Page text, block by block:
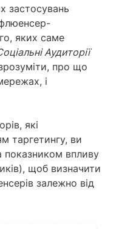
застосувань
яких саме
Аудиторії
про що
і
які
таргетингу, ви
показником впливу
щоб визначити
залежно від